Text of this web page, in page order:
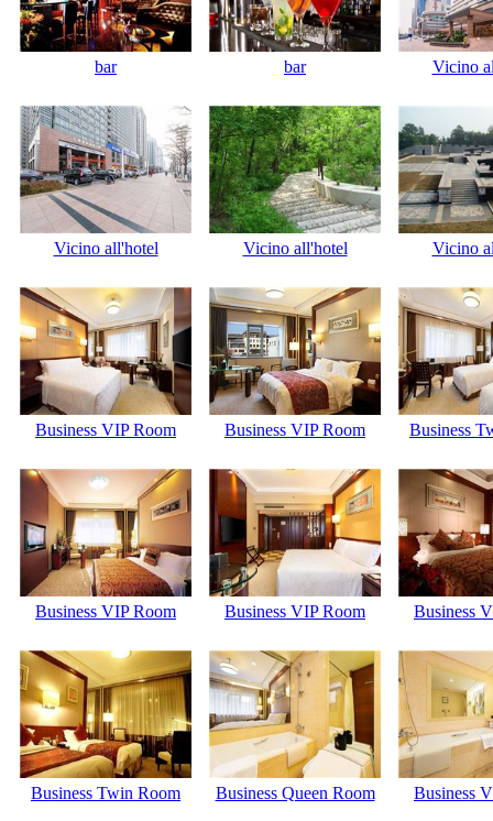
bar bar Vicino
Vicino all'hotel Vicino all'hotel Vicino
Business VIP Room Business VIP Room Business
Business VIP Room Business VIP Room Business
Business Twin Room Business Queen Room Business